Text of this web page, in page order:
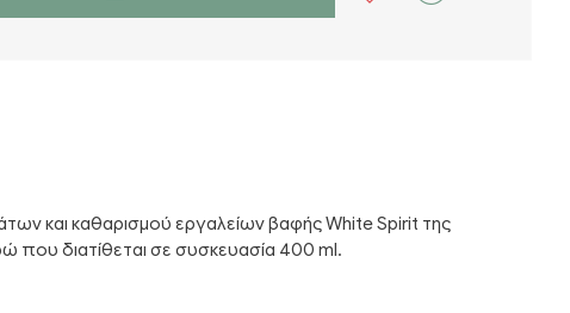
και καθαρισμού εργαλείων βαφής White Spirit της
που διατίθεται σε συσκευασία 400 ml.